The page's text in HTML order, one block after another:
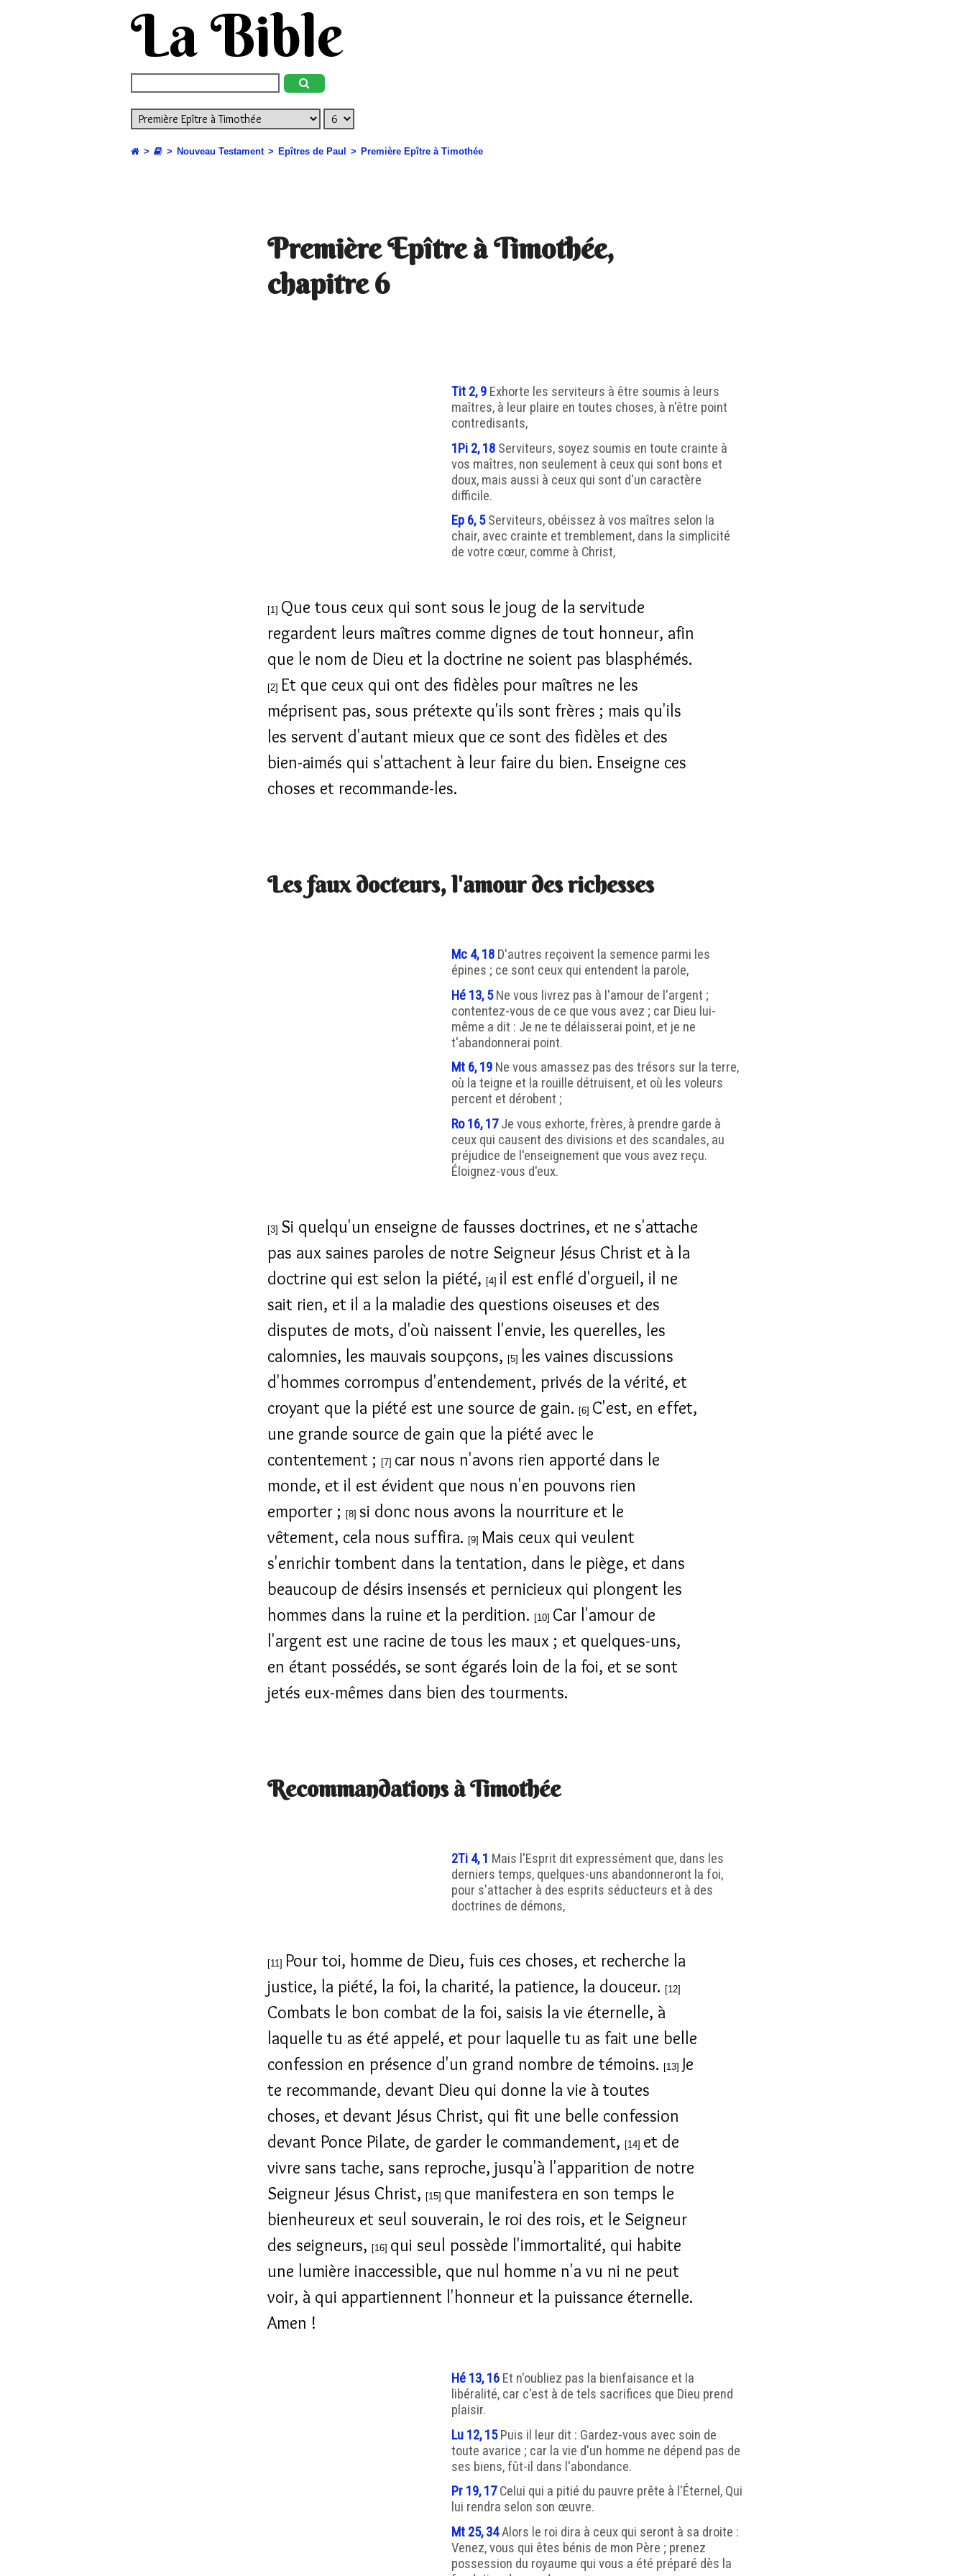
La Bible
Nouveau Testament Epîtres de Paul Première Epître à Timothée
Première Epître à Timothée,
chapitre 6
Tit 2, 9 Exhorte les serviteurs à être soumis à leurs
maîtres, à leur plaire en toutes choses, à n'être point
contredisants,
1Pi 2, 18 Serviteurs, soyez soumis en toute crainte à
vos maîtres, non seulement à ceux qui sont bons et
doux, mais aussi à ceux qui sont d'un caractère
difficile.
Ep 6, 5Serviteurs, obéissez à vos maîtres selon la
chair, avec crainte et tremblement, dans la simplicité
de votre cœur, comme à Christ,
[1] Que tous ceux qui sont sous le joug de la servitude
regardent leurs maîtres comme dignes de tout honneur, afin
que le nom de Dieu et la doctrine ne soient pas blasphémés.
[2] Et que ceux qui ont des fidèles pour maîtres ne les
méprisent pas, sous prétexte qu'ils sont frères ; mais qu'ils
les servent d'autant mieux que ce sont des fidèles et des
bien-aimés qui s'attachent à leur faire du bien. Enseigne ces
choses et recommande-les.
Les faux docteurs, l'amour des richesses
Mc 4, 18 D'autres reçoivent la semence parmi les
épines ; ce sont ceux qui entendent la parole,
Hé 13, 5Ne vous livrez pas à l'amour de l'argent ;
contentez-vous de ce que vous avez ; car Dieu lui-
même a dit : Je ne te délaisserai point, et je ne
t'abandonnerai point.
Mt 6, 19 Ne vous amassez pas des trésors sur la terre,
où la teigne et la rouille détruisent, et où les voleurs
percent et dérobent ;
Ro 16, 17Je vous exhorte, frères, à prendre garde à
ceux qui causent des divisions et des scandales, au
préjudice de l'enseignement que vous avez reçu.
Éloignez-vous d'eux.
[3] Si quelqu'un enseigne de fausses doctrines, et ne s'attache
pas aux saines paroles de notre Seigneur Jésus Christ et à la
doctrine qui est selon la piété, [4] il est enflé d'orgueil, il ne
sait rien, et il a la maladie des questions oiseuses et des
disputes de mots, d'où naissent l'envie, les querelles, les
calomnies, les mauvais soupçons, [5] les vaines discussions
d'hommes corrompus d'entendement, privés de la vérité, et
croyant que la piété est une source de gain. [6] C'est, en effet,
une grande source de gain que la piété avec le
contentement ;
[7] car nous n'avons rien apporté dans le
monde, et il est évident que nous n'en pouvons rien
emporter ;
[8] si donc nous avons la nourriture et le
vêtement, cela nous suffira. [9] Mais ceux qui veulent
s'enrichir tombent dans la tentation, dans le piège, et dans
beaucoup de désirs insensés et pernicieux qui plongent les
hommes dans la ruine et la perdition. [10] Car l'amour de
l'argent est une racine de tous les maux ; et quelques-uns,
en étant possédés, se sont égarés loin de la foi, et se sont
jetés eux-mêmes dans bien des tourments.
Recommandations à Timothée
2Ti 4, 1 Mais l'Esprit dit expressément que, dans les
derniers temps, quelques-uns abandonneront la foi,
pour s'attacher à des esprits séducteurs et à des
doctrines de démons,
[11] Pour toi, homme de Dieu, fuis ces choses, et recherche la
justice, la piété, la foi, la charité, la patience, la douceur. [12]
Combats le bon combat de la foi, saisis la vie éternelle, à
laquelle tu as été appelé, et pour laquelle tu as fait une belle
confession en présence d'un grand nombre de témoins. [13] Je
te recommande, devant Dieu qui donne la vie à toutes
choses, et devant Jésus Christ, qui fit une belle confession
devant Ponce Pilate, de garder le commandement, [14] et de
vivre sans tache, sans reproche, jusqu'à l'apparition de notre
Seigneur Jésus Christ, [15] que manifestera en son temps le
bienheureux et seul souverain, le roi des rois, et le Seigneur
des seigneurs, [16] qui seul possède l'immortalité, qui habite
une lumière inaccessible, que nul homme n'a vu ni ne peut
voir, à qui appartiennent l'honneur et la puissance éternelle.
Amen !
Hé 13, 16 Et n'oubliez pas la bienfaisance et la
libéralité, car c'est à de tels sacrifices que Dieu prend
plaisir.
Lu 12, 15Puis il leur dit : Gardez-vous avec soin de
toute avarice ; car la vie d'un homme ne dépend pas de
ses biens, fût-il dans l'abondance.
Pr 19, 17Celui qui a pitié du pauvre prête à l'Éternel, Qui
lui rendra selon son œuvre.
Mt 25, 34Alors le roi dira à ceux qui seront à sa droite :
Venez, vous qui êtes bénis de mon Père ; prenez
possession du royaume qui vous a été préparé dès la